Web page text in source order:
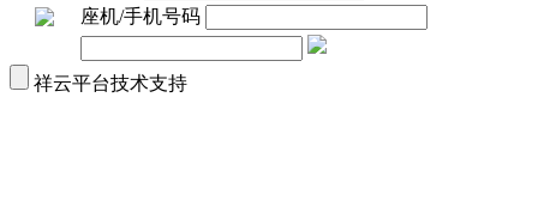
座机/手机号码
祥云平台技术支持